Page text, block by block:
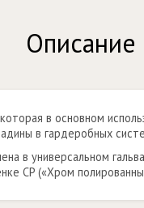
Описание
в основном
в гардеробных
в универсальном
CP («Хром